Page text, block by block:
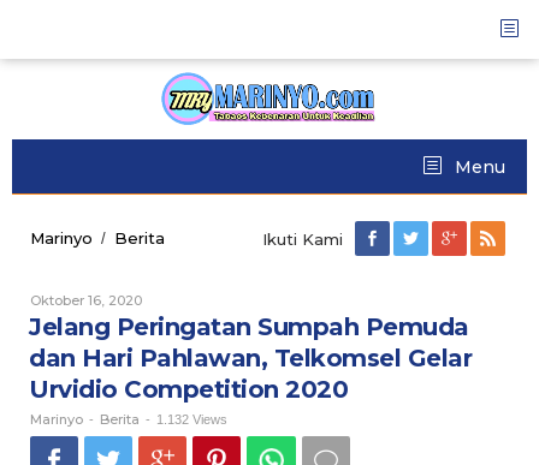
content
Menu
Marinyo / Berita
dan
Hari
Pahlawan,
Telkomsel
Gelar
Urvidio
Competition
Ikuti Kami
Oktober 16, 2020
Marinyo
Jelang Peringatan Sumpah Pemuda
dan Hari Pahlawan, Telkomsel Gelar
Urvidio Competition 2020
Marinyo - Berita - 1.132 Views